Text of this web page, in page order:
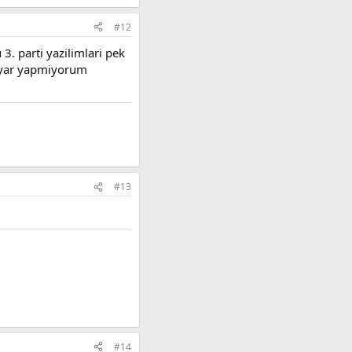
#12
3. parti yazilimlari pek
yapmiyorum
#13
#14